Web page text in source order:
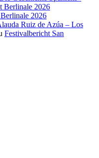
Berlinale 2026
2026
Ruiz de Azúa – Los
Festivalbericht San